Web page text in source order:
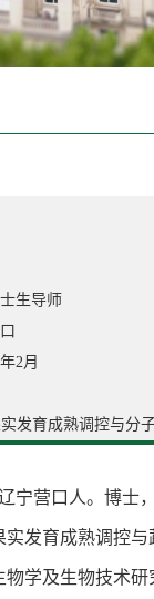
生导师
2月
发育成熟调控与分
宁营口人。博
发育成熟调控与
学及生物技术